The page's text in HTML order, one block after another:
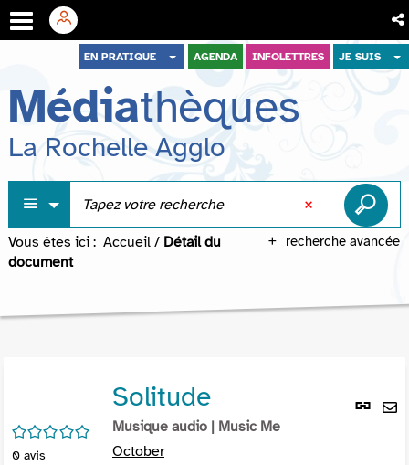
menu
contenu
recherche
EN PRATIQUE AGENDA INFOLETTRES JE SUIS
Médiathèques
La Rochelle Agglo
recherche avancée
Vous êtes ici : Accueil / Détail du
document
Lien
/5
0 avis
Solitude
Musique audio | Music Me
October